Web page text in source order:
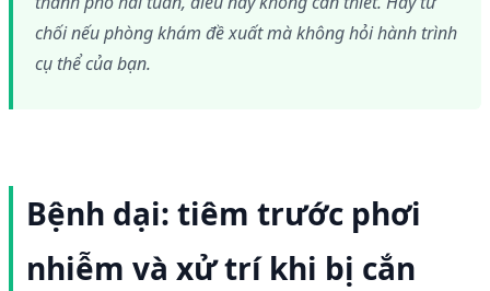
chối nếu phòng khám đề xuất mà không hỏi hành trình
cụ thể của bạn.
Bệnh dại: tiêm trước phơi
nhiễm và xử trí khi bị cắn